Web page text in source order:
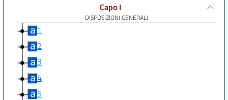
Capo I
DISPOSIZIONI GENERALI
1
2
3
4
5